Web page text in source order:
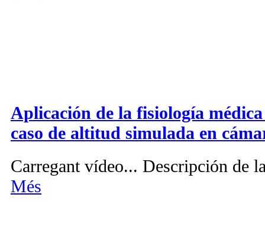
Aplicación de la fisiología
caso de altitud simulada en
Carregant vídeo... Descripción de
Més